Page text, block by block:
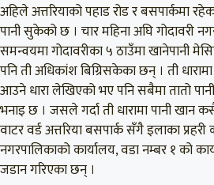
अहिले अत्तरियाको पहाड रोड र बसपार्कमा
पानी सुकेको छ । चार महिना अघि गोदावरी
समन्वयमा गोदावरीका ५ ठाउँमा खानेपानी
पनि ती अधिकांश बिग्रिसकेका छन् । ती
आउने धारा लेखिएको भए पनि सबैमा तातो
भनाइ छ । जसले गर्दा ती धारामा पानी खान
वाटर वर्ड अत्तरिया बसपार्क सँगै इलाका प्रहरी
नगरपालिकाको कार्यालय, वडा नम्बर १ को
जडान गरिएका छन् ।